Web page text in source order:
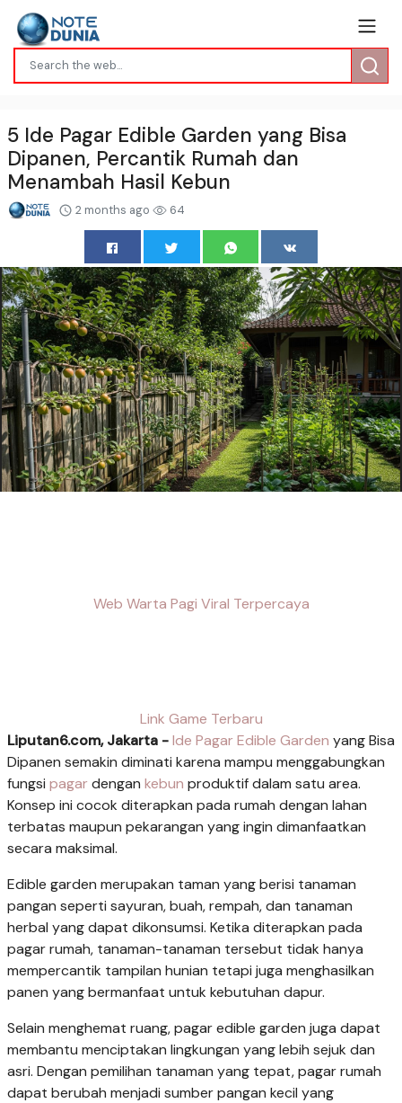
5 Ide Pagar Edible Garden yang Bisa
Dipanen, Percantik Rumah dan
Menambah Hasil Kebun
2 months ago 64
Web Warta Pagi Viral Terpercaya
Link Game Terbaru
Liputan6.com, Jakarta -Ide Pagar Edible Garden yang Bisa
Dipanen semakin diminati karena mampu menggabungkan
fungsi pagardengan kebun produktif dalam satu area.
Konsep ini cocok diterapkan pada rumah dengan lahan
terbatas maupun pekarangan yang ingin dimanfaatkan
secara maksimal.
Edible garden merupakan taman yang berisi tanaman
pangan seperti sayuran, buah, rempah, dan tanaman
herbal yang dapat dikonsumsi. Ketika diterapkan pada
pagar rumah, tanaman-tanaman tersebut tidak hanya
mempercantik tampilan hunian tetapi juga menghasilkan
panen yang bermanfaat untuk kebutuhan dapur.
Selain menghemat ruang, pagar edible garden juga dapat
membantu menciptakan lingkungan yang lebih sejuk dan
asri. Dengan pemilihan tanaman yang tepat, pagar rumah
dapat berubah menjadi sumber pangan kecil yang